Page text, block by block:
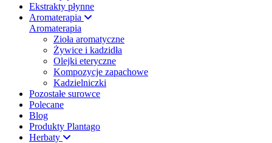
Ekstrakty płynne
Aromaterapia
Aromaterapia
Zioła aromatyczne
Żywice i kadzidła
Olejki eteryczne
Kompozycje zapachowe
Kadzielniczki
Pozostałe surowce
Polecane
Blog
Produkty Plantago
Herbaty